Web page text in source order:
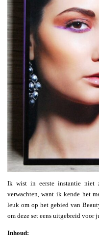
Ik wist in eerste instantie
verwachten, want ik kende het
leuk om op het gebied van
om deze set eens uitgebreid voor
Inhoud: